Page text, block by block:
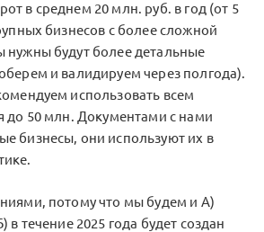
в среднем 20 млн. руб. в год (от 5
бизнесов с более сложной
нужны будут более детальные
и валидируем через полгода).
использовать всем
до 50 млн. Документами с нами
бизнесы, они используют их в
потому что мы будем и А)
в течение 2025 года будет создан